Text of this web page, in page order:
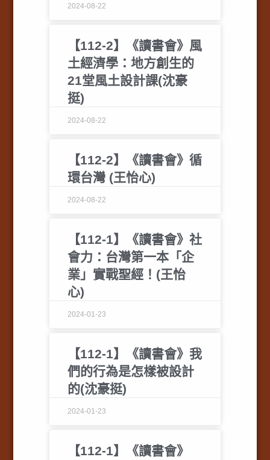
2024-08-22
【112-2】《讀書會》風
土經濟學：地方創生的
21堂風土設計課(沈豪
挺)
2024-08-22
【112-2】《讀書會》循
環台灣 (王怡心)
2024-08-22
【112-1】《讀書會》社
會力：台灣第一本「企
業」實戰聖經！(王怡
心)
2024-01-23
【112-1】《讀書會》我
們的行為是怎樣被設計
的(沈豪挺)
2024-01-23
【112-1】《讀書會》